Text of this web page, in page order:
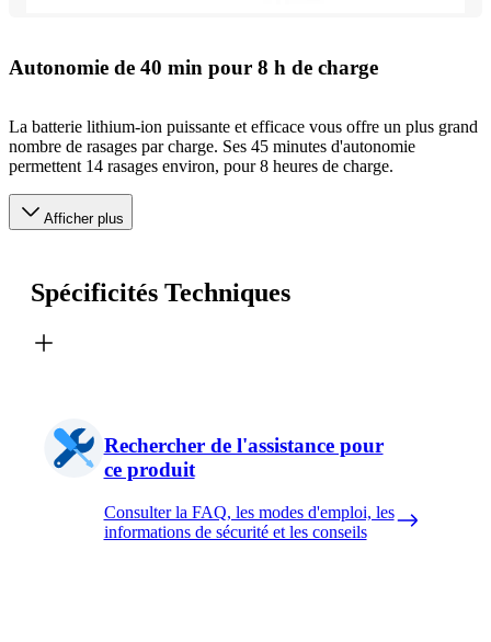
Autonomie de 40 min pour 8 h de charge
La batterie lithium-ion puissante et efficace vous offre un plus grand
nombre de rasages par charge. Ses 45 minutes d'autonomie
permettent 14 rasages environ, pour 8 heures de charge.
Afficher plus
Spécificités Techniques
Rechercher de l'assistance pour
ce produit
Consulter la FAQ, les modes d'emploi, les
informations de sécurité et les conseils